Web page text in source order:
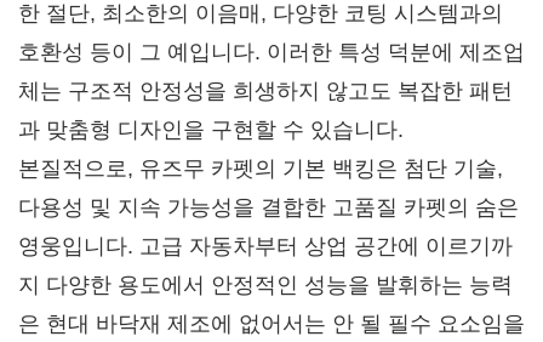
한 절단, 최소한의 이음매, 다양한 코팅 시스템과의
호환성 등이 그 예입니다. 이러한 특성 덕분에 제조업
체는 구조적 안정성을 희생하지 않고도 복잡한 패턴
과 맞춤형 디자인을 구현할 수 있습니다.
본질적으로, 유즈무 카펫의 기본 백킹은 첨단 기술,
다용성 및 지속 가능성을 결합한 고품질 카펫의 숨은
영웅입니다. 고급 자동차부터 상업 공간에 이르기까
지 다양한 용도에서 안정적인 성능을 발휘하는 능력
은 현대 바닥재 제조에 없어서는 안 될 필수 요소임을